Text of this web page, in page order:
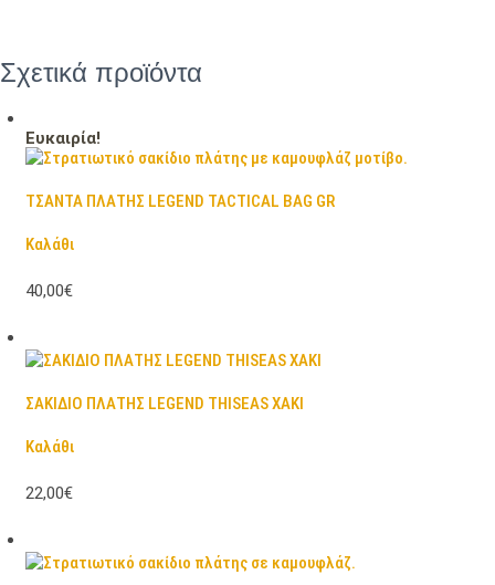
Σχετικά προϊόντα
Ευκαιρία!
ΤΣΑΝΤΑ ΠΛΑΤΗΣ LEGEND TACTICAL BAG GR
Καλάθι
40,00€
ΣΑΚΙΔΙΟ ΠΛΑΤΗΣ LEGEND THISEAS ΧΑΚΙ
Καλάθι
22,00€